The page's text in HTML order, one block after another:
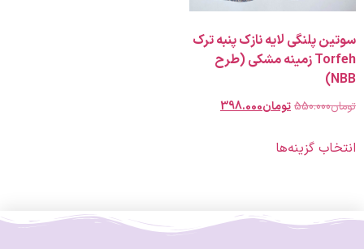
لایه نازک پنبه ترک
Torfeh زمینه مشکی (طرح
تومان398.000
گزینه‌ها